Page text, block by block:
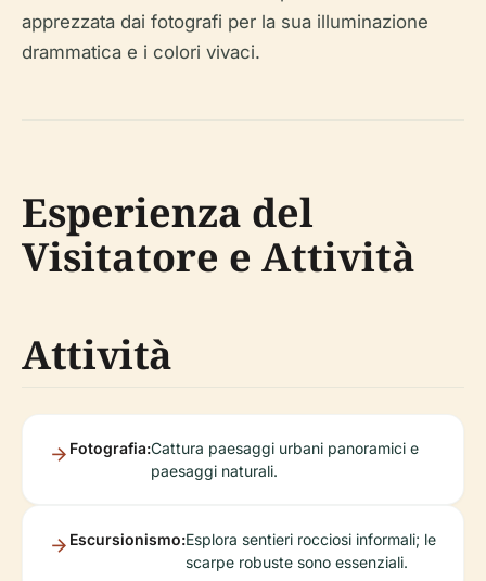
apprezzata dai fotografi per la sua illuminazione
drammatica e i colori vivaci.
Esperienza del
Visitatore e Attività
Attività
Fotografia:Cattura paesaggi urbani panoramici e
paesaggi naturali.
Escursionismo:Esplora sentieri rocciosi informali; le
scarpe robuste sono essenziali.